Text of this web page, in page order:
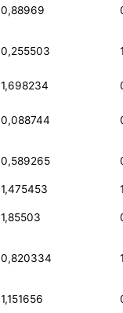
0,88969
0,255503
1,698234
0,088744
0,589265
1,475453
1,85503
0,820334
1,151656